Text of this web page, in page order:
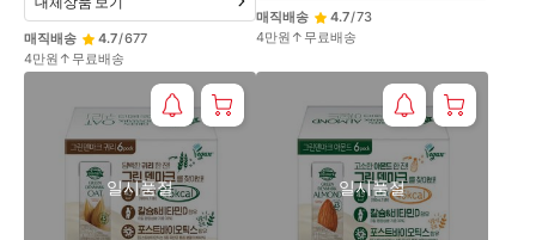
매직배송 4.7/677
4만원↑무료배송
매직배송 4.7/73
4만원↑무료배송
일시품절 일시품절